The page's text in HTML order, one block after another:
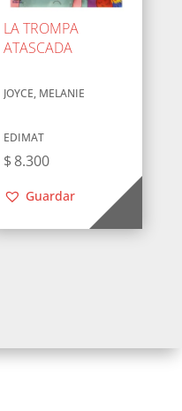
LA TROMPA
ATASCADA
JOYCE, MELANIE
EDIMAT
$ 8.300
Guardar